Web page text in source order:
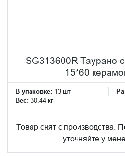
SG313600R Таурано
15*60
В упаковке: 13 шт
Вес: 30.44 кг
Товар снят с производства.
уточняйте у